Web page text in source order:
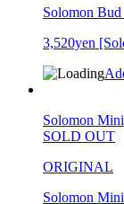
Solomon
3,520yen
Solomon
SOLD OUT
ORIGINAL
Solomon